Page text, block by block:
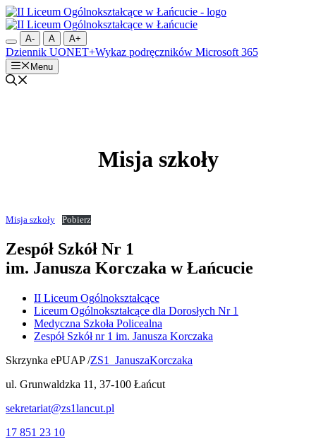
Przejdź
do
treściA- A A+
Dziennik UONET+Wykaz podręczników Microsoft 365
Menu
Misja szkoły
Misja szkoły Pobierz
Zespół Szkół Nr 1
im. Janusza Korczaka w Łańcucie
II Liceum Ogólnokształcące
Liceum Ogólnokształcące dla Dorosłych Nr 1
Medyczna Szkoła Policealna
Zespół Szkół nr 1 im. Janusza Korczaka
Skrzynka ePUAP /ZS1_JanuszaKorczaka
ul. Grunwaldzka 11, 37-100 Łańcut
sekretariat@zs1lancut.pl
17 851 23 10